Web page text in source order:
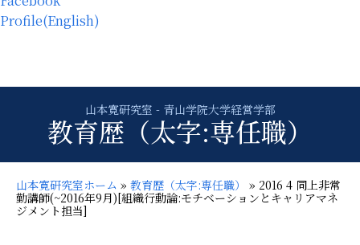
Profile(English)
教育歴（太字:専任職）
山本寛研究室ホーム » 教育歴（太字:専任職） » 2016 4 同上非常
勤講師(~2016年9月)[組織行動論:モチベーションとキャリアマネ
ジメント担当]